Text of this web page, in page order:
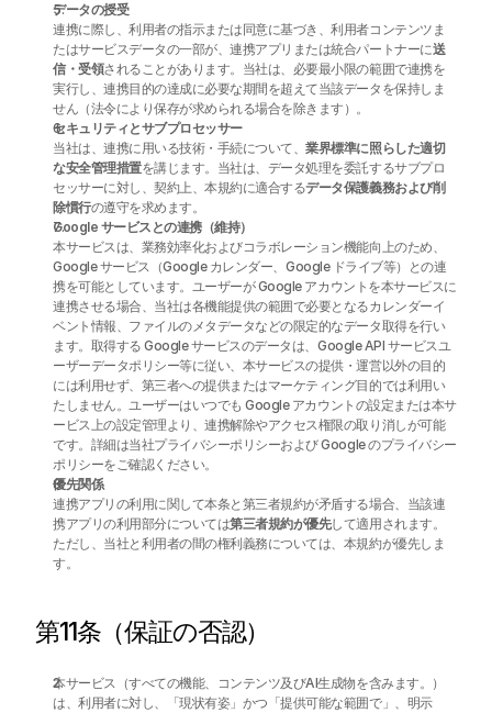
データの授受
連携に際し、利用者の指示または同意に基づき、利用者コンテンツま
たはサービスデータの一部が、連携アプリまたは統合パートナーに送
信・受領されることがあります。当社は、必要最小限の範囲で連携を
実行し、連携目的の達成に必要な期間を超えて当該データを保持しま
せん（法令により保存が求められる場合を除きます）。
セキュリティとサブプロセッサー
当社は、連携に用いる技術・手続について、業界標準に照らした適切
な安全管理措置を講じます。当社は、データ処理を委託するサブプロ
セッサーに対し、契約上、本規約に適合するデータ保護義務および削
除慣行の遵守を求めます。
Google サービスとの連携（維持）
本サービスは、業務効率化およびコラボレーション機能向上のため、
Google サービス（Google カレンダー、Google ドライブ等）との連
携を可能としています。ユーザーが Google アカウントを本サービスに
連携させる場合、当社は各機能提供の範囲で必要となるカレンダーイ
ベント情報、ファイルのメタデータなどの限定的なデータ取得を行い
ます。取得する Google サービスのデータは、Google API サービスユ
ーザーデータポリシー等に従い、本サービスの提供・運営以外の目的
には利用せず、第三者への提供またはマーケティング目的では利用い
たしません。ユーザーはいつでも Google アカウントの設定または本サ
ービス上の設定管理より、連携解除やアクセス権限の取り消しが可能
です。詳細は当社プライバシーポリシーおよび Google のプライバシー
ポリシーをご確認ください。
優先関係
連携アプリの利用に関して本条と第三者規約が矛盾する場合、当該連
携アプリの利用部分については第三者規約が優先して適用されます。
ただし、当社と利用者の間の権利義務については、本規約が優先しま
す。
第11条（保証の否認）
本サービス（すべての機能、コンテンツ及びAI生成物を含みます。）
は、利用者に対し、「現状有姿」かつ「提供可能な範囲で」、明示